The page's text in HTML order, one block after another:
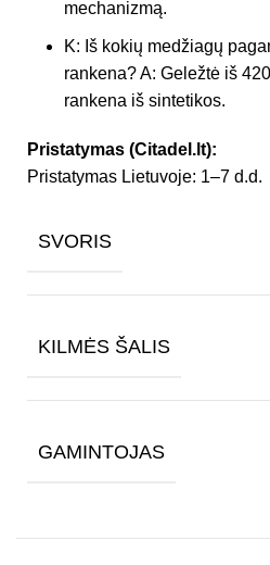
mechanizmą.
K: Iš kokių medžiagų
rankena? A: Geležtė iš
rankena iš sintetikos.
Pristatymas (Citadel.lt):
Pristatymas Lietuvoje: 1–7 d.d.
SVORIS
KILMĖS ŠALIS
GAMINTOJAS